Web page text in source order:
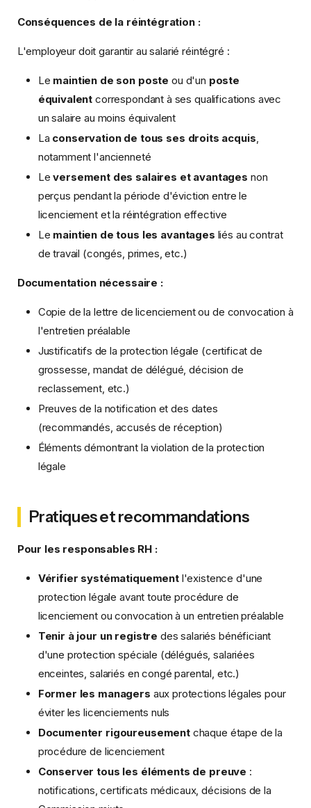
Conséquences de la réintégration :
L'employeur doit garantir au salarié réintégré :
Le maintien de son poste ou d'un poste
équivalent correspondant à ses qualifications avec
un salaire au moins équivalent
La conservation de tous ses droits acquis
notamment l'ancienneté
Leversement des salaires et avantages non
perçus pendant la période d'éviction entre le
licenciement et la réintégration effective
Le maintien de tous les avantages liés au contrat
de travail (congés, primes, etc.)
Documentation nécessaire :
Copie de la lettre de licenciement ou de convocation à
l'entretien préalable
Justificatifs de la protection légale (certificat de
grossesse, mandat de délégué, décision de
reclassement, etc.)
Preuves de la notification et des dates
(recommandés, accusés de réception)
Éléments démontrant la violation de la protection
légale
Pratiques et recommandations
Pour les responsables RH :
Vérifier systématiquementl'existence d'une
protection légale avant toute procédure de
licenciement ou convocation à un entretien préalable
Tenir à jour un registre des salariés bénéficiant
d'une protection spéciale (délégués, salariées
enceintes, salariés en congé parental, etc.)
Former les managers aux protections légales pour
éviter les licenciements nuls
Documenter rigoureusementchaque étape de la
procédure de licenciement
Conserver tous les éléments de preuve :
notifications, certificats médicaux, décisions de la